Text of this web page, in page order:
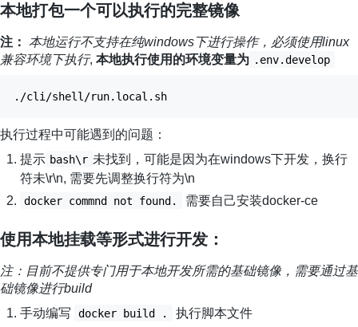
本地打包一个可以执行的完整镜像
注：
本地运行不支持在纯windows下进行操作，必须使用linux
兼容环境下执行, 本地执行使用的环境变量为 .env.develop
. /cli /shell /run.local.sh
执行过程中可能遇到的问题：
提示 bash\r 未找到，可能是因为在windows下开发，换行
符未\r\n, 需要先调整换行符为\n
docker commnd not found. 需要自己安装docker-ce
使用本地挂载等形式进行开发：
注：目前不提供专门用于本地开发所需的基础镜像，需要通过基
础镜像进行build
手动编写
docker build .
执行脚本文件